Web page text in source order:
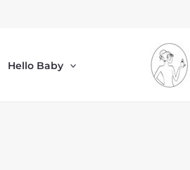
Hello Baby